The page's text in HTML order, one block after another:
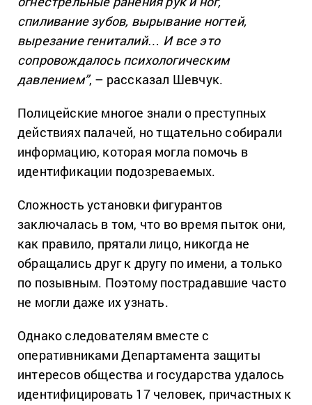
спиливание зубов, вырывание ногтей,
вырезание гениталий… И все это
сопровождалось психологическим
давлением”, – рассказал Шевчук.
Полицейские многое знали о преступных
действиях палачей, но тщательно собирали
информацию, которая могла помочь в
идентификации подозреваемых.
Сложность установки фигурантов
заключалась в том, что во время пыток они,
как правило, прятали лицо, никогда не
обращались друг к другу по имени, а только
по позывным. Поэтому пострадавшие часто
не могли даже их узнать.
Однако следователям вместе с
оперативниками Департамента защиты
интересов общества и государства удалось
идентифицировать 17 человек, причастных к